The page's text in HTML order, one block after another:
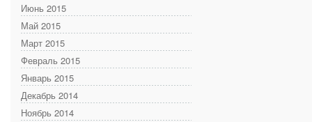
Июнь 2015
Май 2015
Март 2015
Февраль 2015
Январь 2015
Декабрь 2014
Ноябрь 2014